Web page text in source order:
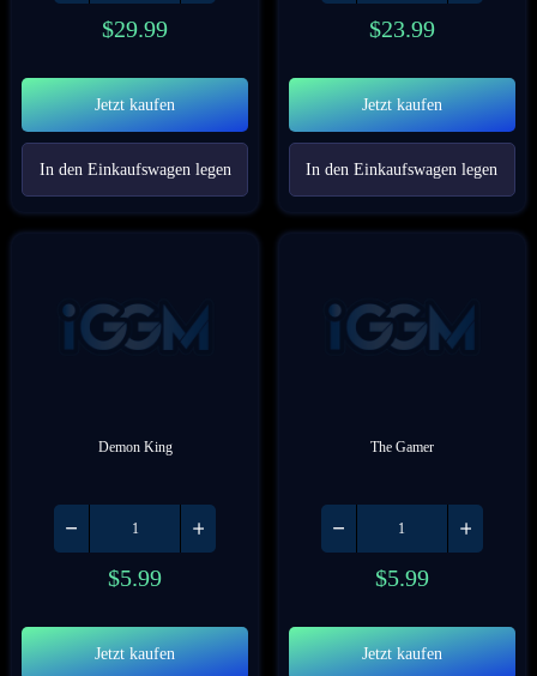
$29.99
Jetzt kaufen
In den Einkaufswagen legen
$23.99
Jetzt kaufen
In den Einkaufswagen legen
Demon King
$5.99
Jetzt kaufen
The Gamer
$5.99
Jetzt kaufen